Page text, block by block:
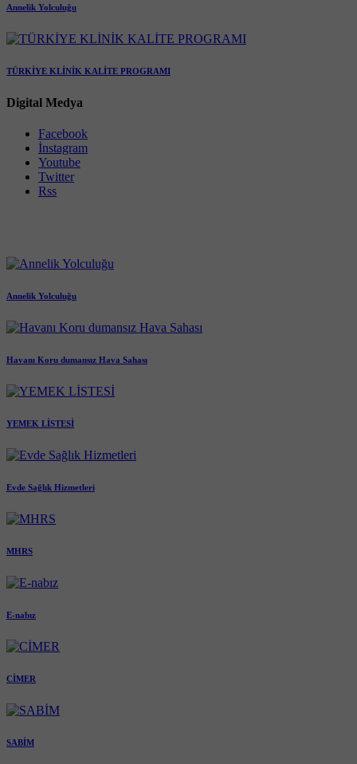
Annelik Yolculuğu
TÜRKİYE KLİNİK KALİTE PROGRAMI
Digital Medya
Facebook
İnstagram
Youtube
Twitter
Rss
Annelik Yolculuğu
Havanı Koru dumansız Hava Sahası
YEMEK LİSTESİ
Evde Sağlık Hizmetleri
MHRS
E-nabız
CİMER
SABİM